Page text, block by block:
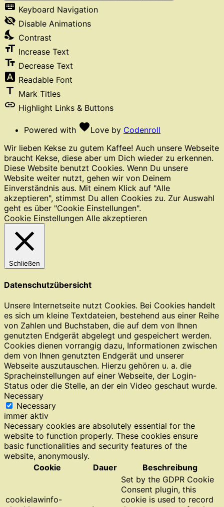
keyboard Keyboard Navigation
visibility_off Disable Animations
nights_stay Contrast
format_size Increase Text
text_fields Decrease Text
font_download Readable Font
title Mark Titles
link Highlight Links & Buttons
Powered with favoriteLove by Codenroll
Wir lieben Kekse zu gutem Kaffee! Auch unsere Webseite
braucht Kekse, diese aber um Dich wieder zu erkennen.
Diese Website benutzt Cookies. Wenn Du unsere
Website weiter nutzt, gehen wir von Deinem
Einverständnis aus. Mit einem Klick auf "Alle
akzeptieren", stimmst Du allen Cookies zu. Zur Auswahl
geht es über "Cookie Einstellungen".
Cookie Einstellungen Alle akzeptieren
Schließen
Datenschutzübersicht
Unsere Internetseite nutzt Cookies. Bei Cookies handelt
es sich um kleine Textdateien, bestehend aus einer Reihe
von Zahlen und Buchstaben, die auf dem von Ihnen
genutzten Endgerät abgelegt und gespeichert werden.
Cookies dienen vorrangig dazu, Informationen zwischen
dem von Ihnen genutzten Endgerät und unserer
Webseite auszutauschen. Hierzu gehören u. a. die
Spracheinstellungen auf einer Webseite, der Login-
Status oder die Stelle, an der ein Video geschaut wurde.
Necessary
Necessary
immer aktiv
Necessary cookies are absolutely essential for the
website to function properly. These cookies ensure
basic functionalities and security features of the
website, anonymously.
Cookie
Dauer Beschreibung
cookielawinfo-
Set by the GDPR Cookie
Consent plugin, this
cookie is used to record